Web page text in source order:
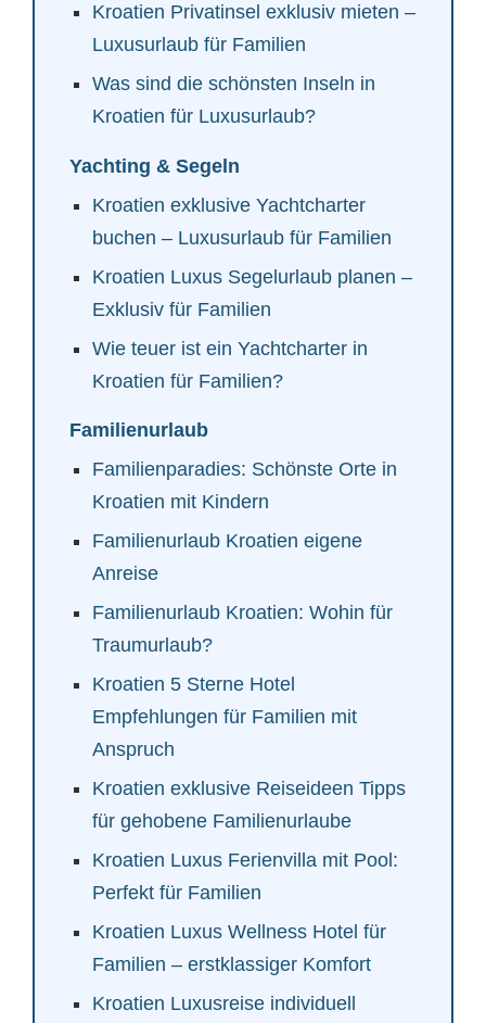
Kroatien Privatinsel exklusiv mieten –
Luxusurlaub für Familien
Was sind die schönsten Inseln in
Kroatien für Luxusurlaub?
Yachting & Segeln
Kroatien exklusive Yachtcharter
buchen – Luxusurlaub für Familien
Kroatien Luxus Segelurlaub planen –
Exklusiv für Familien
Wie teuer ist ein Yachtcharter in
Kroatien für Familien?
Familienurlaub
Familienparadies: Schönste Orte in
Kroatien mit Kindern
Familienurlaub Kroatien eigene
Anreise
Familienurlaub Kroatien: Wohin für
Traumurlaub?
Kroatien 5 Sterne Hotel
Empfehlungen für Familien mit
Anspruch
Kroatien exklusive Reiseideen Tipps
für gehobene Familienurlaube
Kroatien Luxus Ferienvilla mit Pool:
Perfekt für Familien
Kroatien Luxus Wellness Hotel für
Familien – erstklassiger Komfort
Kroatien Luxusreise individuell